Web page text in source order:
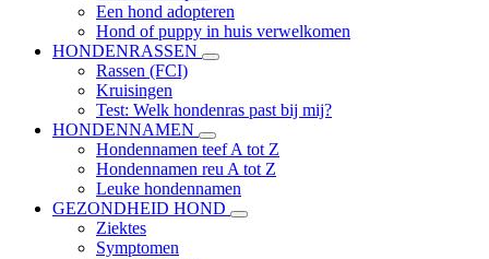
Een hond adopteren
Hond of puppy in huis verwelkomen
HONDENRASSEN
Rassen (FCI)
Kruisingen
Test: Welk hondenras past bij mij?
HONDENNAMEN
Hondennamen teef A tot Z
Hondennamen reu A tot Z
Leuke hondennamen
GEZONDHEID HOND
Ziektes
Symptomen